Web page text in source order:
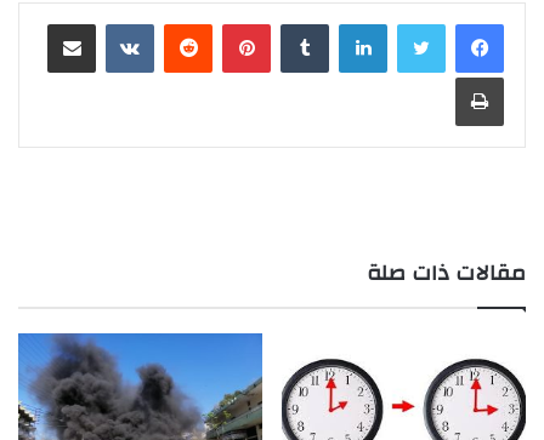
لينكدإن بينتيريست
مقالات ذات صلة